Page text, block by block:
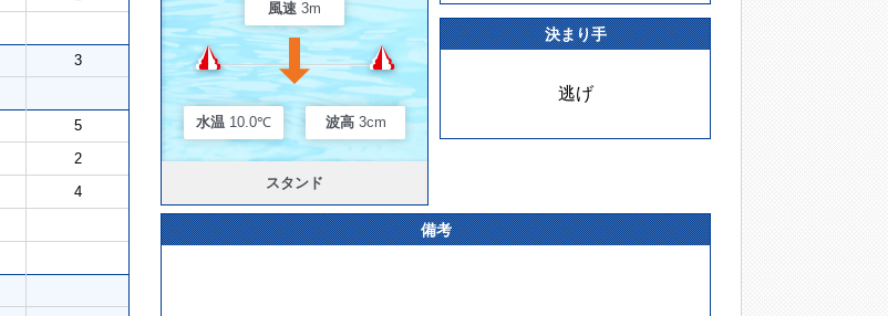
3
5
2
4
風速 3m
水温 10.0℃ 波高 3cm
スタンド
決まり手
逃げ
備考